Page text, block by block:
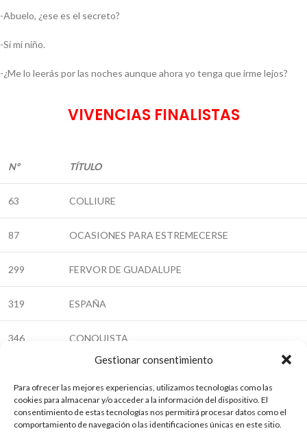
Gestionar consentimiento
Para ofrecer las mejores experiencias, utilizamos tecnologías como las
cookies para almacenar y/o acceder a la información del dispositivo. El
consentimiento de estas tecnologías nos permitirá procesar datos como el
comportamiento de navegación o las identificaciones únicas en este sitio.
-Abuelo, ¿ese es el secreto?
-Sí mi niño.
-¿Me lo leerás por las noches aunque ahora yo tenga que irme lejos?
VIVENCIAS FINALISTAS
Nº TÍTULO
63 COLLIURE
87 OCASIONES PARA ESTREMECERSE
299 FERVOR DE GUADALUPE
319 ESPAÑA
346 CONQUISTA
458 YO CONTIGO, TÚ CONMIGO